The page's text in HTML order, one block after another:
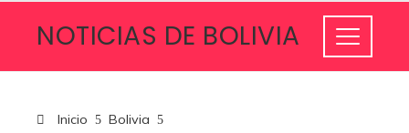
NOTICIAS DE BOLIVIA
Inicio
Bolivia